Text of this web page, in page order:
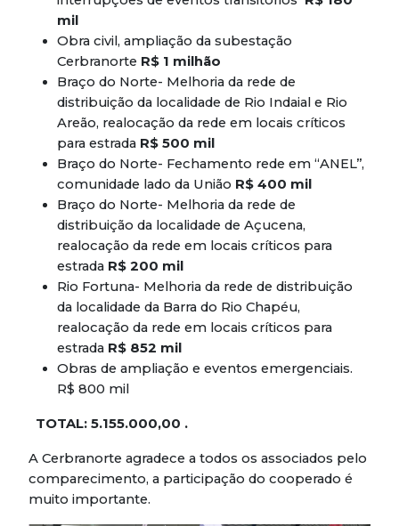
mil
Obra civil, ampliação da subestação
Cerbranorte R$ 1 milhão
Braço do Norte- Melhoria da rede de
distribuição da localidade de Rio Indaial e Rio
Areão, realocação da rede em locais críticos
para estrada R$ 500 mil
Braço do Norte- Fechamento rede em ‘‘ANEL’’,
comunidade lado da União R$ 400 mil
Braço do Norte- Melhoria da rede de
distribuição da localidade de Açucena,
realocação da rede em locais críticos para
estrada R$ 200 mil
Rio Fortuna- Melhoria da rede de distribuição
da localidade da Barra do Rio Chapéu,
realocação da rede em locais críticos para
estrada R$ 852 mil
Obras de ampliação e eventos emergenciais.
R$ 800 mil
TOTAL: 5.155.000,00 .
A Cerbranorte agradece a todos os associados pelo
comparecimento, a participação do cooperado é
muito importante.